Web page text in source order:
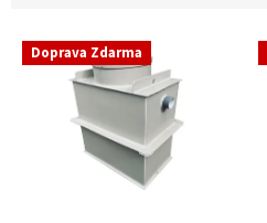
V Doprava Zdarma